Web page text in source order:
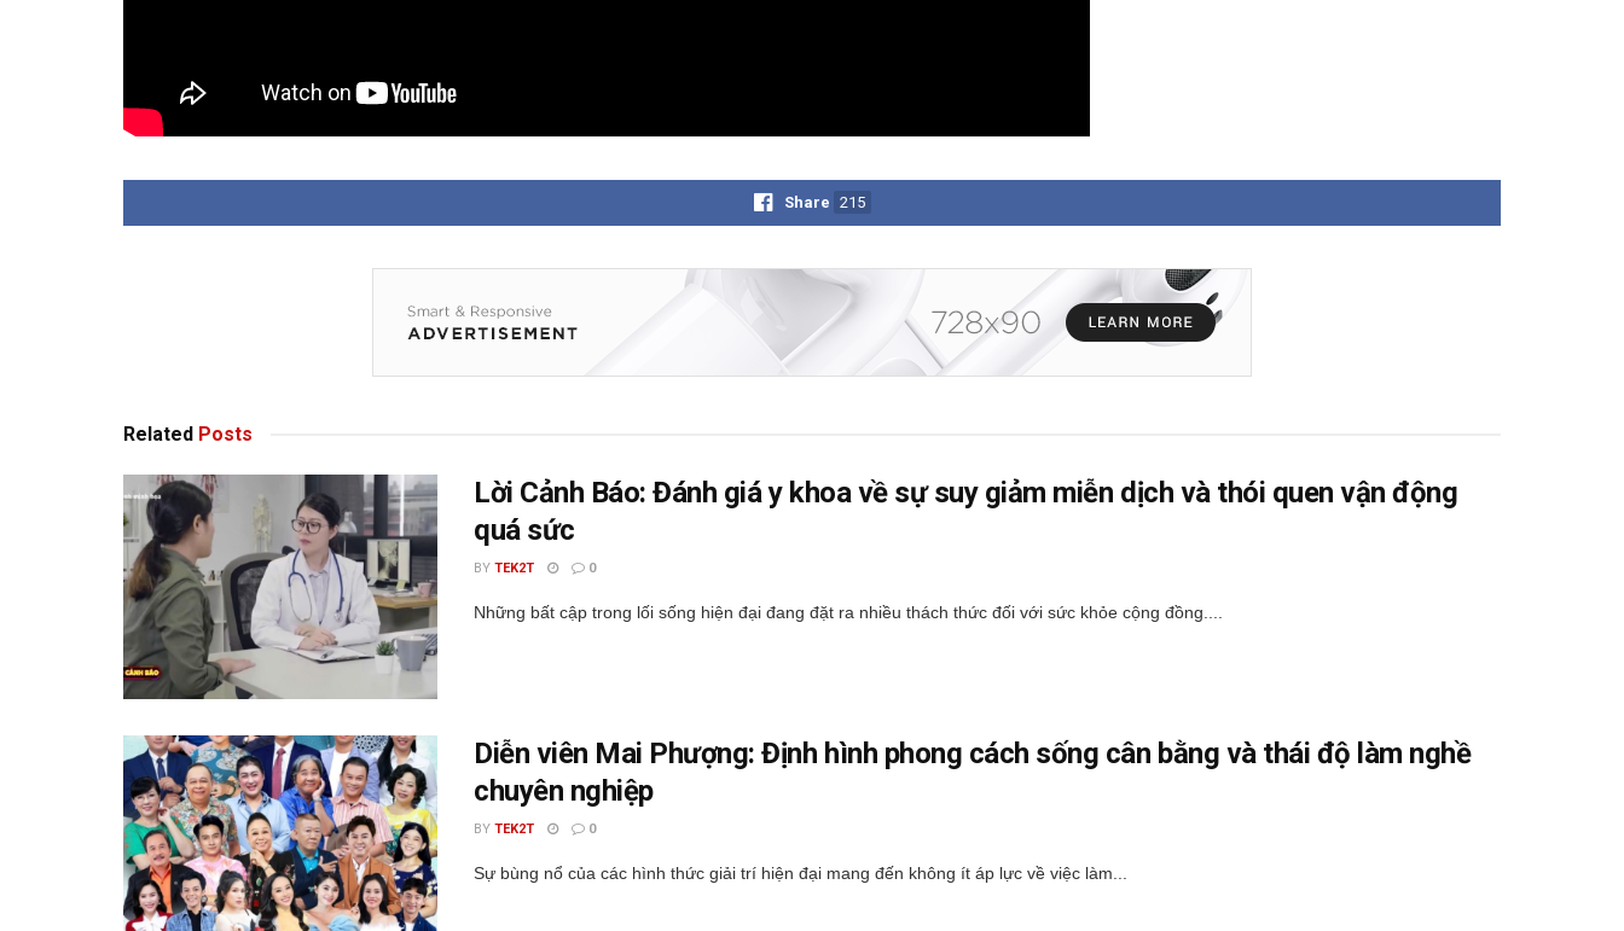
Share 215
Related Posts
Lời Cảnh Báo: Đánh giá y khoa về sự suy giảm miễn dịch và thói quen vận động
quá sức
BY TEK2T 0
Những bất cập trong lối sống hiện đại đang đặt ra nhiều thách thức đối với sức khỏe cộng đồng....
Diễn viên Mai Phượng: Định hình phong cách sống cân bằng và thái độ làm nghề
chuyên nghiệp
BY TEK2T 0
Sự bùng nổ của các hình thức giải trí hiện đại mang đến không ít áp lực về việc làm...